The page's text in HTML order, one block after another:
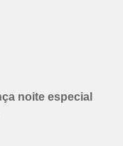
noite especial